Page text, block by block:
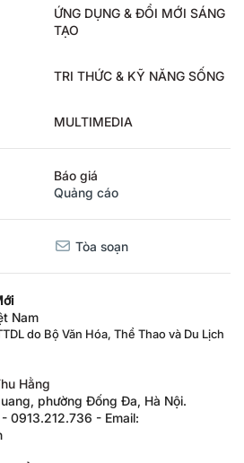
ỨNG DỤNG & ĐỔI MỚI SÁNG
TẠO
TRI THỨC & KỸ NĂNG SỐNG
MULTIMEDIA
Báo giá
Quảng cáo
Tòa soạn
Nam
do Bộ Văn Hóa, Thể Thao và Du Lịch
Hằng
phường Đống Đa, Hà Nội.
0913.212.736 - Email: